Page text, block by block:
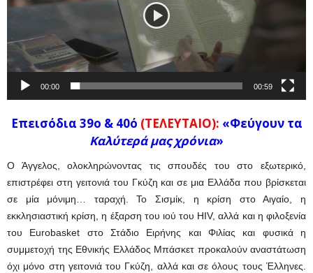
00:00 00:59
Επεισόδια 39ο & 40ό (ΤΕΛΕΥΤΑΙΟ): «Φεύγουν τα
Καλύτερά μας χρόνια»
Ο Άγγελος, ολοκληρώνοντας τις σπουδές του στο εξωτερικό,
επιστρέφει στη γειτονιά του Γκύζη και σε μια Ελλάδα που βρίσκεται
σε μία μόνιμη… ταραχή. Το Σισμίκ, η κρίση στο Αιγαίο, η
εκκλησιαστική κρίση, η έξαρση του ιού του HIV, αλλά και η φιλοξενία
του Eurobasket στο Στάδιο Ειρήνης και Φιλίας και φυσικά η
συμμετοχή της Εθνικής Ελλάδος Μπάσκετ προκαλούν αναστάτωση
όχι μόνο στη γειτονιά του Γκύζη, αλλά και σε όλους τους Έλληνες.